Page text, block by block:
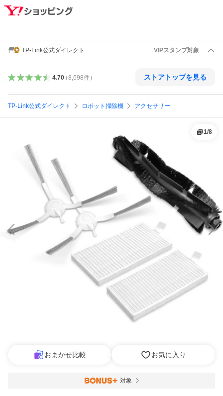
TP-Link公式ダイレクト VIPスタンプ対象
4.70（8,698件） ストアトップを見る
TP-Link公式ダイレクト ロボット掃除機 アクセサリー
1/8
おまかせ比較 お気に入り
対象